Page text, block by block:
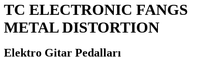
TC ELECTRONIC FANGS
METAL DISTORTION
Elektro Gitar Pedalları